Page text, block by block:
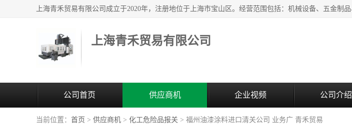
上海青禾贸易有限公司
公司首页 供应商机 企业视频 公司介绍
当前位置： 首页 > 供应商机 > 化工危险品报关 > 福州油漆涂料进口清关公司 业务广 青禾贸易